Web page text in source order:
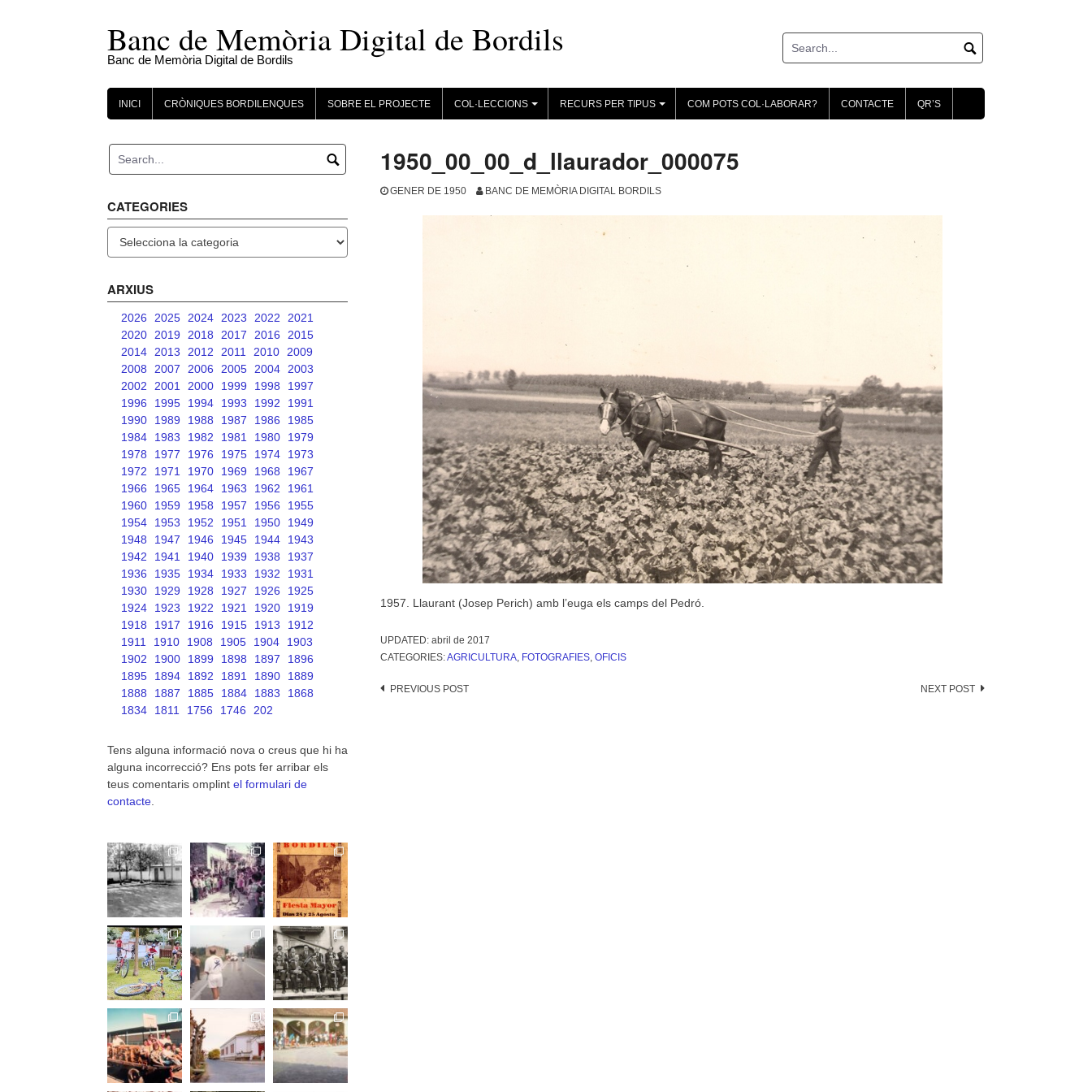
Banc de Memòria Digital de Bordils
Banc de Memòria Digital de Bordils
INICI CRÒNIQUES BORDILENQUES SOBRE EL PROJECTE
+
COL·LECCIONS
+
RECURS PER TIPUS COM POTS COL·LABORAR? CONTACTE QR’S
1950_00_00_d_llaurador_000075
GENER DE 1950 BANC DE MEMÒRIA DIGITAL BORDILS
1957. Llaurant (Josep Perich) amb l’euga els camps del Pedró.
UPDATED: abril de 2017
CATEGORIES:AGRICULTURA, FOTOGRAFIES, OFICIS
Post
PREVIOUS POST NEXT POST
CATEGORIES
ARXIUS
2026 2025 2024 2023 2022
2021
2020
2019 2018 2017 2016
2015
2014
2013 2012 2011 2010
2009
2008
2007 2006 2005 2004
2003
2002
2001 2000 1999 1998
1997
1996
1995 1994 1993 1992
1991
1990
1989 1988 1987 1986
1985
1984
1983 1982 1981 1980
1979
1978
1977 1976 1975 1974
1973
1972
1971 1970 1969 1968
1967
1966
1965 1964 1963 1962
1961
1960
1959 1958 1957 1956
1955
1954
1953 1952 1951 1950
1949
1948
1947 1946 1945 1944
1943
1942
1941 1940 1939 1938
1937
1936
1935 1934 1933 1932
1931
1930
1929 1928 1927 1926
1925
1924
1923 1922 1921 1920
1919
1918
1917 1916 1915 1913
1912
1911
1910 1908 1905 1904
1903
1902
1900 1899 1898 1897
1896
1895
1894 1892 1891 1890
1889
1888
1887 1885 1884 1883
1868
1834
1811 1756 1746 202
Tens alguna informació nova o creus que hi ha
alguna incorrecció? Ens pots fer arribar els
teus comentaris omplint el formulari de
contacte